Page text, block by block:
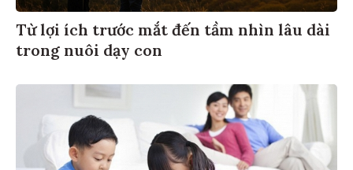
Từ lợi ích trước mắt đến tầm nhìn lâu dài
trong nuôi dạy con